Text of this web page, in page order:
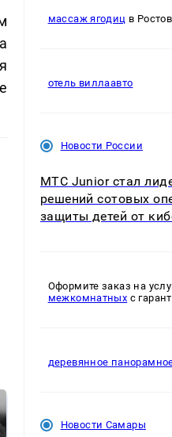
массаж ягодиц в
отель виллаавто
Новости России
МТС Junior стал
решений сотовых
защиты детей от
Оформите заказ на
межкомнатных с
деревянное
Новости Самары